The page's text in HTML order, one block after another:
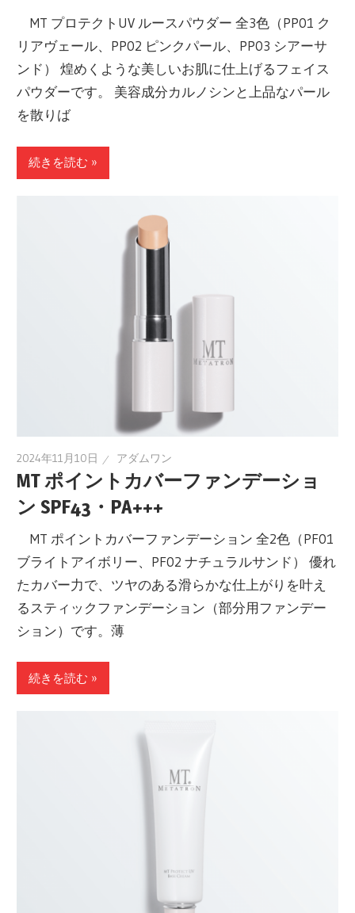
MT プロテクトUV ルースパウダー 全3色（PP01 ク
リアヴェール、PP02 ピンクパール、PP03 シアーサ
ンド） 煌めくような美しいお肌に仕上げるフェイス
パウダーです。 美容成分カルノシンと上品なパール
を散りば
続きを読む »
2024年11月10日 アダムワン
MT ポイントカバーファンデーショ
ン SPF43・PA+++
MT ポイントカバーファンデーション 全2色（PF01
ブライトアイボリー、PF02 ナチュラルサンド） 優れ
たカバー力で、ツヤのある滑らかな仕上がりを叶え
るスティックファンデーション（部分用ファンデー
ション）です。薄
続きを読む »